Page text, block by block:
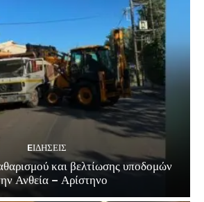
EΙΔΗΣΕΙΣ
και βελτίωσης υποδομών
Ανθεία – Αρίστηνο